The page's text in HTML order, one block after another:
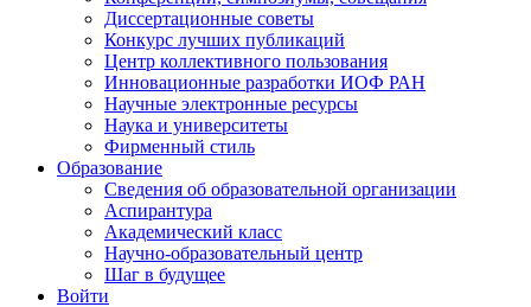
Диссертационные советы
Конкурс лучших публикаций
Центр коллективного пользования
Инновационные разработки ИОФ РАН
Научные электронные ресурсы
Наука и университеты
Фирменный стиль
Образование
Сведения об образовательной организации
Аспирантура
Академический класс
Научно-образовательный центр
Шаг в будущее
Войти